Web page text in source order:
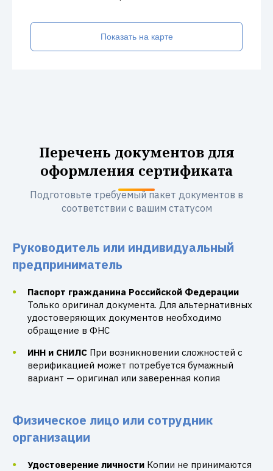
Показать на карте
Перечень документов для
оформления сертификата
Подготовьте требуемый пакет документов в
соответствии с вашим статусом
Руководитель или индивидуальный
предприниматель
Паспорт гражданина Российской Федерации
Только оригинал документа. Для альтернативных
удостоверяющих документов необходимо
обращение в ФНС
ИНН и СНИЛС При возникновении сложностей с
верификацией может потребуется бумажный
вариант — оригинал или заверенная копия
Физическое лицо или сотрудник
организации
Удостоверение личности Копии не принимаются